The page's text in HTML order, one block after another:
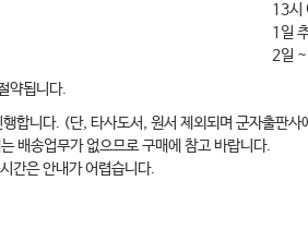
13시
1일
2일
약됩니다.
합니다. (단, 타사도서, 원서 제외되며 군자출판
배송업무가 없으므로 구매에 참고 바랍니다.
간은 안내가 어렵습니다.